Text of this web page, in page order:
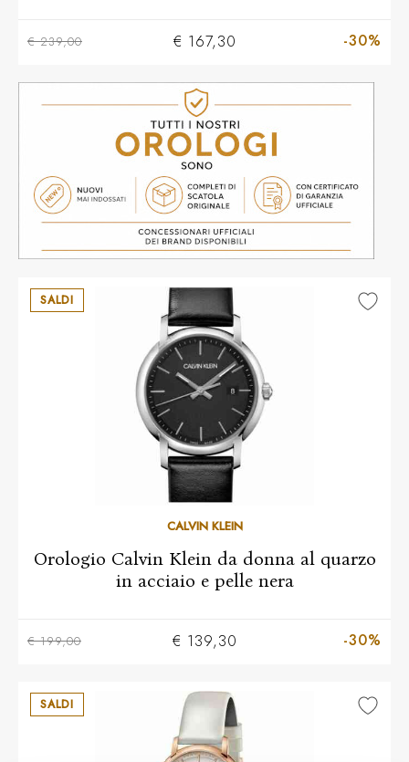
€ 239,00 € 167,30 -30%
SALDI
CALVIN KLEIN
Orologio Calvin Klein da donna al quarzo
in acciaio e pelle nera
€ 199,00 € 139,30 -30%
SALDI